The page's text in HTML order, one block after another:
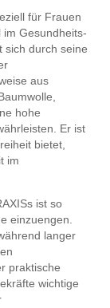
für Frauen
Gesundheits-
sich durch seine
aus
hohe
Er ist
bietet,
im
ist so
einzuengen.
langer
praktische
wichtige